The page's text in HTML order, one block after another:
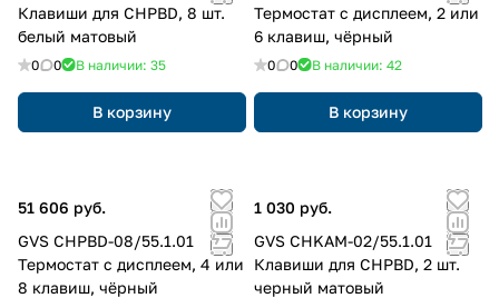
Клавиши для CHPBD, 8 шт.
белый матовый
0 0 В наличии: 35
В корзину
Термостат с дисплеем, 2 или
6 клавиш, чёрный
0 0 В наличии: 42
В корзину
51 606 руб.
GVS CHPBD-08/55.1.01
Термостат с дисплеем, 4 или
8 клавиш, чёрный
1 030 руб.
GVS CHKAM-02/55.1.01
Клавиши для CHPBD, 2 шт.
черный матовый